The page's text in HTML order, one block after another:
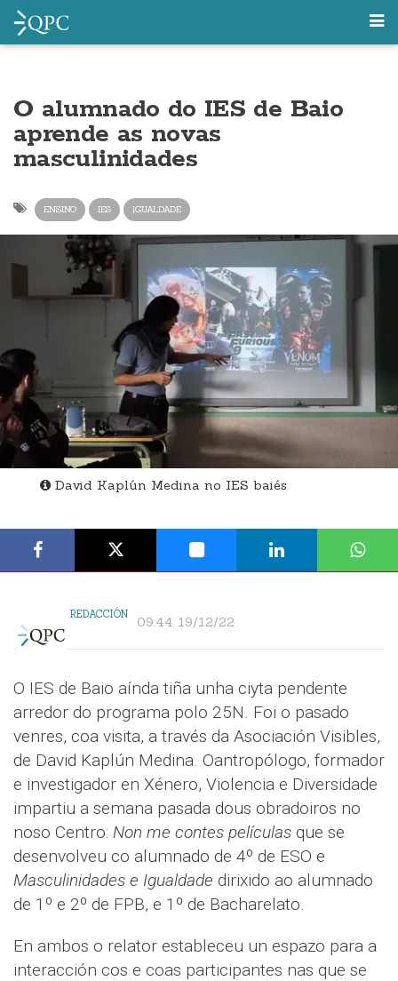
O alumnado do IES de Baio
aprende as novas
masculinidades
ENSINO IES IGUALDADE
David Kaplún Medina no IES baiés
REDACCIÓN 09:44 19/12/22
O IES de Baio aínda tiña unha ciyta pendente
arredor do programa polo 25N. Foi o pasado
venres, coa visita, a través da Asociación Visibles,
de David Kaplún Medina. Oantropólogo, formador
e investigador en Xénero, Violencia e Diversidade
impartiu a semana pasada dous obradoiros no
noso Centro: Non me contes películas que se
desenvolveu co alumnado de 4º de ESO e
Masculinidades e Igualdade dirixido ao alumnado
de 1º e 2º de FPB, e 1º de Bacharelato.
En ambos o relator estableceu un espazo para a
interacción cos e coas participantes nas que se